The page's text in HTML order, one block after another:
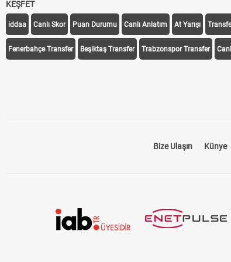
KEŞFET
iddaa Canlı Skor Puan Durumu Canlı Anlatım At Yarışı
Fenerbahçe Transfer Beşiktaş Transfer Trabzonspor Transfer
Bize Ulaşın Künye